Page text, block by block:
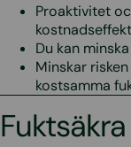
Proaktivitet
Du kan
Minskar
kostsamma